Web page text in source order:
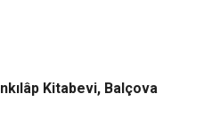
Kitabevi, Balçova